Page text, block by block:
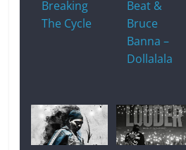
Breaking
The Cycle
Beat &
Bruce
Banna –
Dollalala